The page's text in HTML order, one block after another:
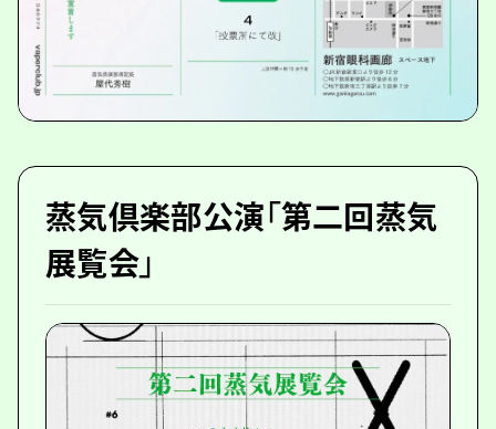
蒸気倶楽部公演「第二回蒸気
展覧会」